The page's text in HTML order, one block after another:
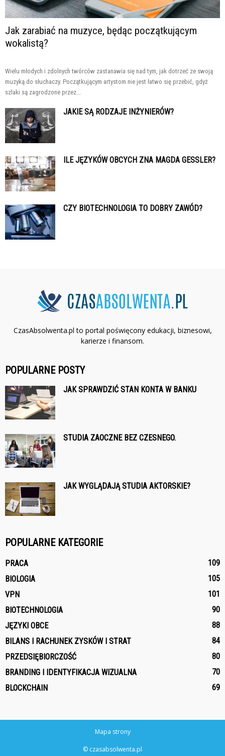
Jak zarabiać na muzyce, będąc początkującym
wokalistą?
Wielu młodych i zdolnych twórców zastanawia się nad tym, jak dotrzeć ze swoją
muzyką do słuchaczy. Początkującym artystom nie jest łatwo się przebić, gdyż
szlaki są zagrodzone przez...
JAKIE SĄ RODZAJE INŻYNIERÓW?
ILE JĘZYKÓW OBCYCH ZNA MAGDA GESSLER?
CZY BIOTECHNOLOGIA TO DOBRY ZAWÓD?
CzasAbsolwenta.pl to portal poświęcony edukacji, biznesowi,
karierze i finansom.
POPULARNE POSTY
JAK SPRAWDZIĆ STAN KONTA W BANKU
STUDIA ZAOCZNE BEZ CZESNEGO.
JAK WYGLĄDAJĄ STUDIA AKTORSKIE?
POPULARNE KATEGORIE
PRACA
109
BIOLOGIA
105
VPN
101
BIOTECHNOLOGIA
90
JĘZYKI OBCE
88
BILANS I RACHUNEK ZYSKÓW I STRAT
84
PRZEDSIĘBIORCZOŚĆ
80
BRANDING I IDENTYFIKACJA WIZUALNA
70
BLOCKCHAIN
69
Mapa strony
© czasabsolwenta.pl